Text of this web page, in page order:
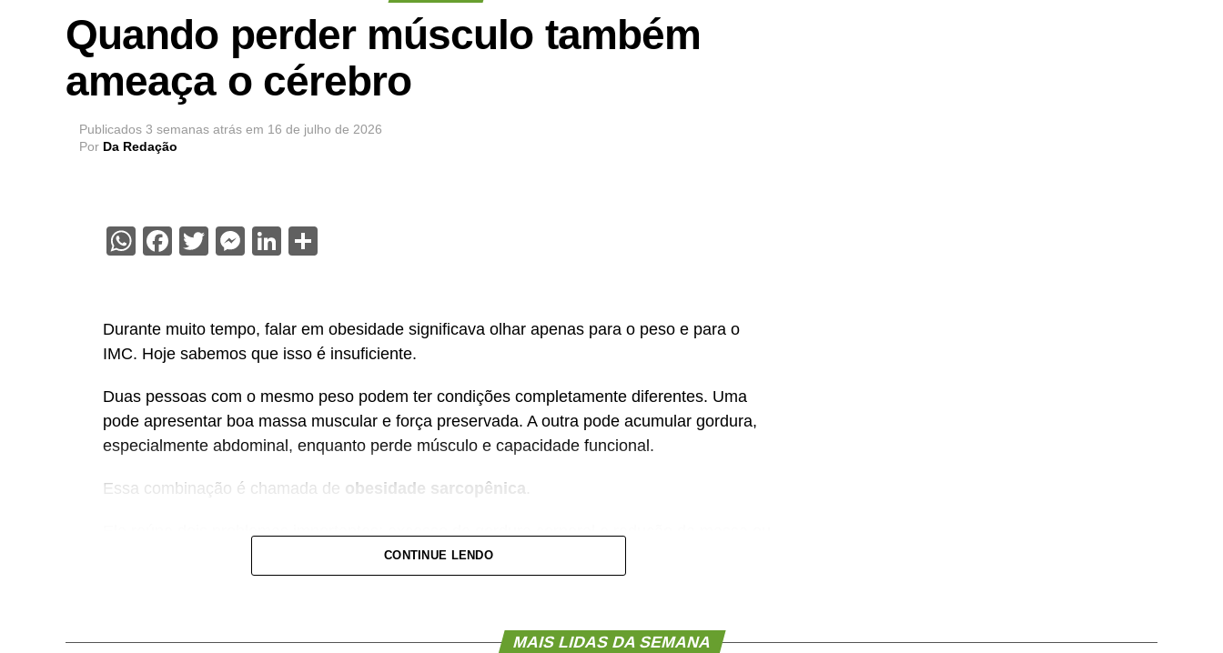
Quando perder músculo também
ameaça o cérebro
Publicados 3 semanas atrás em 16 de julho de 2026
Por Da Redação
WhatsApp
Facebook
TwitterMessenger
LinkedIn
Durante muito tempo, falar em obesidade significava olhar apenas para o peso e para o
IMC. Hoje sabemos que isso é insuficiente.
Duas pessoas com o mesmo peso podem ter condições completamente diferentes. Uma
pode apresentar boa massa muscular e força preservada. A outra pode acumular gordura,
especialmente abdominal, enquanto perde músculo e capacidade funcional.
Essa combinação é chamada de obesidade sarcopênica
Ela reúne dois problemas importantes: excesso de gordura corporal e redução da massa ou
da força muscular. Além de aumentar o risco de fragilidade, quedas, diabetes e doenças
cardiovasculares, novas evidências mostram que essa condição também pode estar
CONTINUE LENDO
MAIS LIDAS DA SEMANA